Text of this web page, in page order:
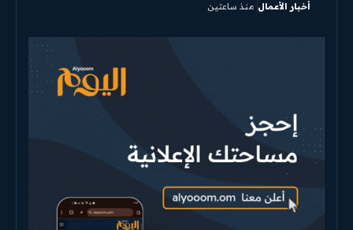
أخبار الأعمال منذ ساعتين